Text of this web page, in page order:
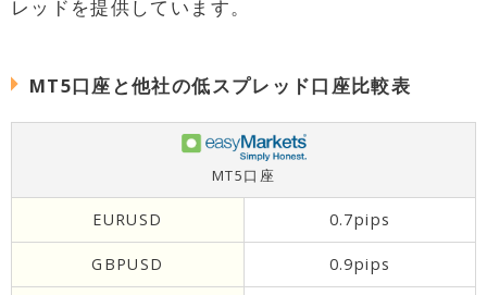
レッドを提供しています。
MT5口座と他社の低スプレッド口座比較表
MT5口座
EURUSD 0.7pips
GBPUSD 0.9pips